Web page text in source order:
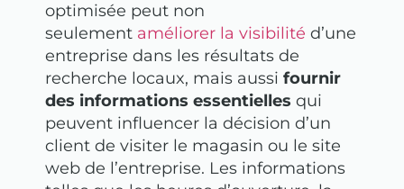
optimisée peut non
seulement améliorer la visibilité d’une
entreprise dans les résultats de
recherche locaux, mais aussi fournir
des informations essentielles qui
peuvent influencer la décision d’un
client de visiter le magasin ou le site
web de l’entreprise. Les informations